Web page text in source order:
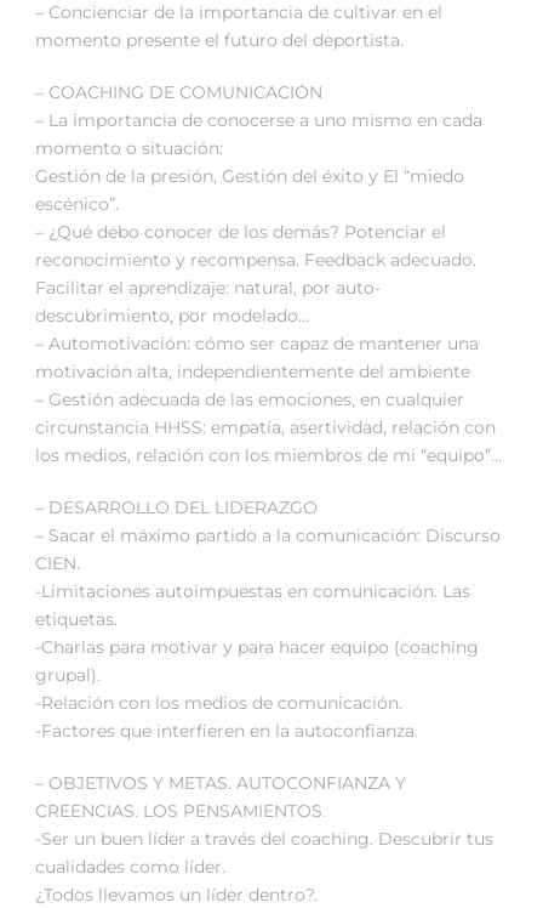
– Concienciar de la importancia de cultivar en el
momento presente el futuro del deportista.
– COACHING DE COMUNICACIÓN
– La importancia de conocerse a uno mismo en cada
momento o situación:
Gestión de la presión, Gestión del éxito y El “miedo
escénico”.
– ¿Qué debo conocer de los demás? Potenciar el
reconocimiento y recompensa. Feedback adecuado.
Facilitar el aprendizaje: natural, por auto-
descubrimiento, por modelado…
– Automotivación: cómo ser capaz de mantener una
motivación alta, independientemente del ambiente
– Gestión adecuada de las emociones, en cualquier
circunstancia HHSS: empatía, asertividad, relación con
los medios, relación con los miembros de mi “equipo”…
– DESARROLLO DEL LIDERAZGO
– Sacar el máximo partido a la comunicación: Discurso
CIEN.
-Limitaciones autoimpuestas en comunicación. Las
etiquetas.
-Charlas para motivar y para hacer equipo (coaching
grupal).
-Relación con los medios de comunicación.
-Factores que interfieren en la autoconfianza.
– OBJETIVOS Y METAS. AUTOCONFIANZA Y
CREENCIAS. LOS PENSAMIENTOS.
-Ser un buen líder a través del coaching. Descubrir tus
cualidades como líder.
¿Todos llevamos un líder dentro?.